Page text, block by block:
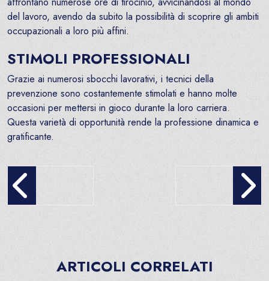
del lavoro, avendo da subito la possibilità di scoprire gli ambiti
occupazionali a loro più affini.
STIMOLI PROFESSIONALI
Grazie ai numerosi sbocchi lavorativi, i tecnici della
prevenzione sono costantemente stimolati e hanno molte
occasioni per mettersi in gioco durante la loro carriera.
Questa varietà di opportunità rende la professione dinamica e
gratificante.
Tecnico Audiometrista: Questo Sconosciuto!Podologo: Il Tuo
ARTICOLI CORRELATI